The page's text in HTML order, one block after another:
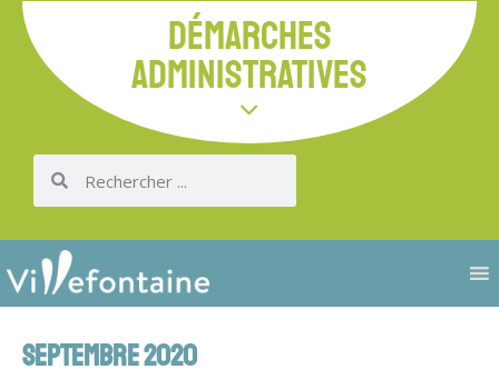
DÉMARCHES
ADMINISTRATIVES
SEPTEMBRE 2020